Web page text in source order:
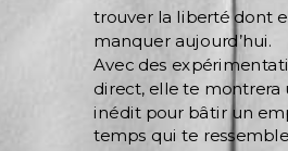
trouver la liberté dont
manquer aujourd’hui.
Avec des
direct, elle te montrera
inédit pour bâtir un
temps qui te